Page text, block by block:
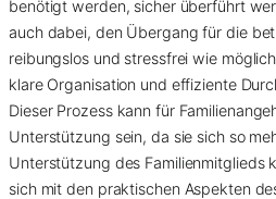
benötigt werden, sicher überführt
auch dabei, den Übergang für die
reibungslos und stressfrei wie
klare Organisation und effiziente
Dieser Prozess kann für
Unterstützung sein, da sie sich so
Unterstützung des Familienmitglieds
sich mit den praktischen Aspekten